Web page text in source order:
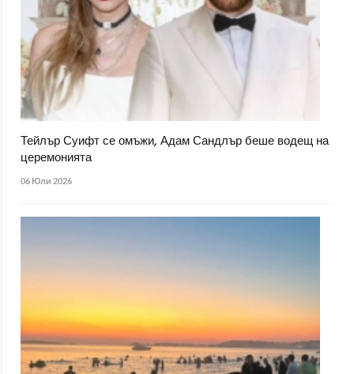
Тейлър Суифт се омъжи, Адам Сандлър беше водещ на
церемонията
06 Юли 2026